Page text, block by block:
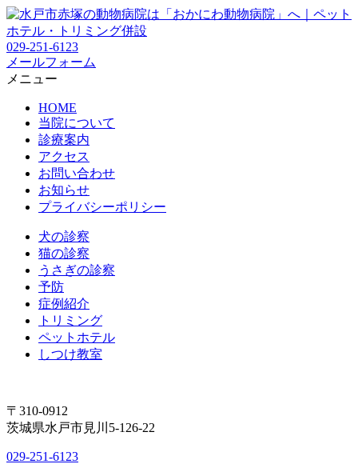
029-251-6123
メールフォーム
メニュー
HOME
当院について
診療案内
アクセス
お問い合わせ
お知らせ
プライバシーポリシー
犬の診察
猫の診察
うさぎの診察
予防
症例紹介
トリミング
ペットホテル
しつけ教室
〒310-0912
茨城県水戸市見川5-126-22
029-251-6123